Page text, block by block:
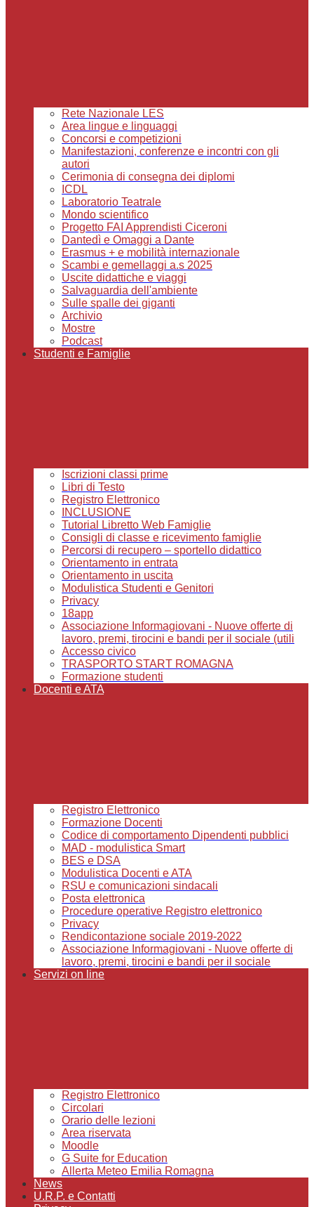
Rete Nazionale LES
Area lingue e linguaggi
Concorsi e competizioni
Manifestazioni, conferenze e incontri con gli
autori
Cerimonia di consegna dei diplomi
ICDL
Laboratorio Teatrale
Mondo scientifico
Progetto FAI Apprendisti Ciceroni
Dantedì e Omaggi a Dante
Erasmus + e mobilità internazionale
Scambi e gemellaggi a.s 2025
Uscite didattiche e viaggi
Salvaguardia dell'ambiente
Sulle spalle dei giganti
Archivio
Mostre
Podcast
Studenti e Famiglie
Iscrizioni classi prime
Libri di Testo
Registro Elettronico
INCLUSIONE
Tutorial Libretto Web Famiglie
Consigli di classe e ricevimento famiglie
Percorsi di recupero – sportello didattico
Orientamento in entrata
Orientamento in uscita
Modulistica Studenti e Genitori
Privacy
18app
Associazione Informagiovani - Nuove offerte di
lavoro, premi, tirocini e bandi per il sociale (utili
Accesso civico
TRASPORTO START ROMAGNA
Formazione studenti
Docenti e ATA
Registro Elettronico
Formazione Docenti
Codice di comportamento Dipendenti pubblici
MAD - modulistica Smart
BES e DSA
Modulistica Docenti e ATA
RSU e comunicazioni sindacali
Posta elettronica
Procedure operative Registro elettronico
Privacy
Rendicontazione sociale 2019-2022
Associazione Informagiovani - Nuove offerte di
lavoro, premi, tirocini e bandi per il sociale
Servizi on line
Registro Elettronico
Circolari
Orario delle lezioni
Area riservata
Moodle
G Suite for Education
Allerta Meteo Emilia Romagna
News
U.R.P. e Contatti